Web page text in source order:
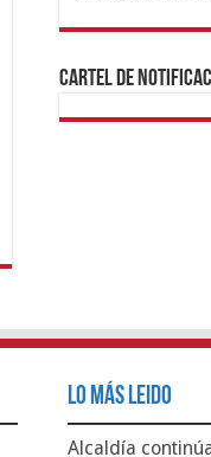
1xbetBetturkey
https://
Cartel de
Lo Más Leido
Alcaldía